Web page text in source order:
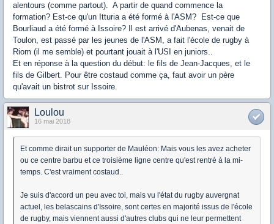
alentours (comme partout). A partir de quand commence la
formation? Est-ce qu'un Itturia a été formé à l'ASM? Est-ce que
Bourliaud a été formé à Issoire? Il est arrivé d'Aubenas, venait de
Toulon, est passé par les jeunes de l'ASM, a fait l'école de rugby à
Riom (il me semble) et pourtant jouait à l'USI en juniors..
Et en réponse à la question du début: le fils de Jean-Jacques, et le
fils de Gilbert. Pour être costaud comme ça, faut avoir un père
qu'avait un bistrot sur Issoire.
Loulou
16 mai 2018
Et comme dirait un supporter de Mauléon: Mais vous les avez acheter
ou ce centre barbu et ce troisième ligne centre qu'est rentré à la mi-
temps. C'est vraiment costaud..
Je suis d'accord un peu avec toi, mais vu l'état du rugby auvergnat
actuel, les belascains d'Issoire, sont certes en majorité issus de l'école
de rugby, mais viennent aussi d'autres clubs qui ne leur permettent